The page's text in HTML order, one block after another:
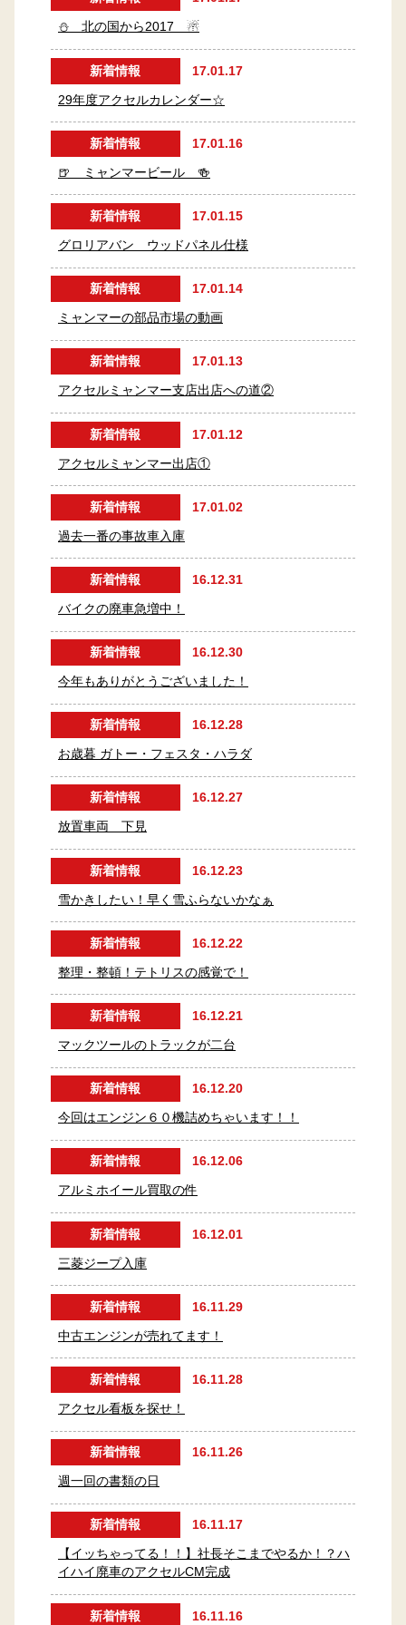
⛄ 北の国から2017 ☃
新着情報 17.01.17
29年度アクセルカレンダー☆
新着情報 17.01.16
🍺 ミャンマービール 🍻
新着情報 17.01.15
グロリアバン ウッドパネル仕様
新着情報 17.01.14
ミャンマーの部品市場の動画
新着情報 17.01.13
アクセルミャンマー支店出店への道②
新着情報 17.01.12
アクセルミャンマー出店①
新着情報 17.01.02
過去一番の事故車入庫
新着情報 16.12.31
バイクの廃車急増中！
新着情報 16.12.30
今年もありがとうございました！
新着情報 16.12.28
お歳暮 ガトー・フェスタ・ハラダ
新着情報 16.12.27
放置車両 下見
新着情報 16.12.23
雪かきしたい！早く雪ふらないかなぁ
新着情報 16.12.22
整理・整頓！テトリスの感覚で！
新着情報 16.12.21
マックツールのトラックが二台
新着情報 16.12.20
今回はエンジン６０機詰めちゃいます！！
新着情報 16.12.06
アルミホイール買取の件
新着情報 16.12.01
三菱ジープ入庫
新着情報 16.11.29
中古エンジンが売れてます！
新着情報 16.11.28
アクセル看板を探せ！
新着情報 16.11.26
週一回の書類の日
新着情報 16.11.17
【イッちゃってる！！】社長そこまでやるか！？ハ
イハイ廃車のアクセルCM完成
新着情報 16.11.16